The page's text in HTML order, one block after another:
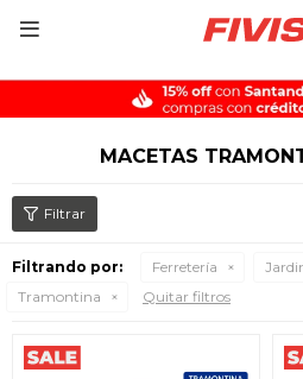

MACETAS
Filtrando por: Ferretería
Tramontina
Quitar filtros